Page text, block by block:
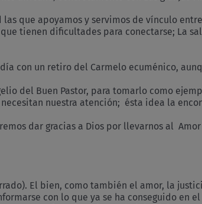
que apoyamos y servimos de vínculo
tienen dificultades para conectarse; La
con un retiro del Carmelo ecuménico,
del Buen Pastor, para tomarlo como
nuestra atención; ésta idea la
dar gracias a Dios por llevarnos al
El bien, como también el amor, la
con lo que ya se ha conseguido en